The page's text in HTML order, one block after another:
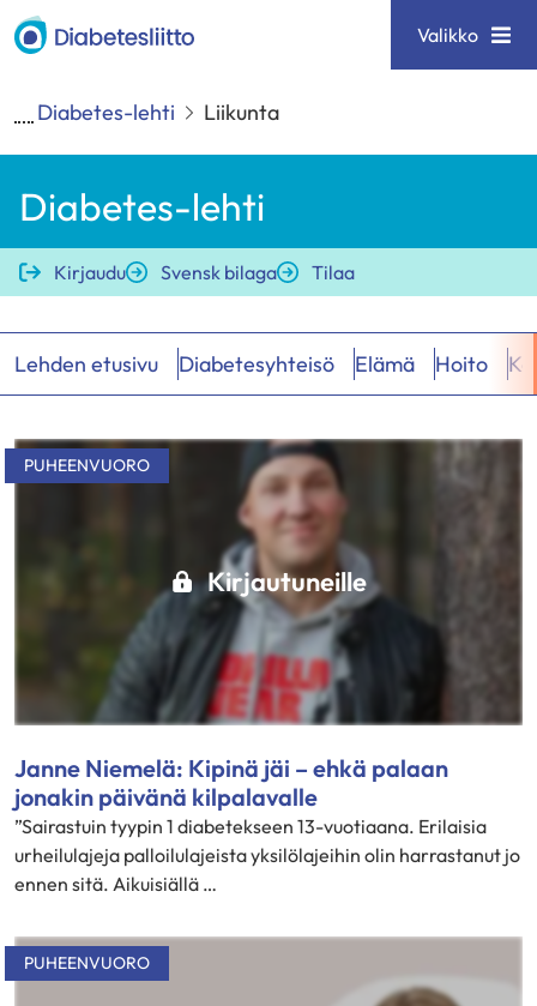
Siirry
sisältöön
Diabetesliitto Valikko
Diabetes-lehti Liikunta
Diabetes-lehti
Kirjaudu Svensk bilaga Tilaa
Lehden etusivu Diabetesyhteisö Elämä Hoito
Hakutulokset
Kirjautuneille
PUHEENVUORO
Janne Niemelä: Kipinä jäi – ehkä palaan
jonakin päivänä kilpalavalle
”Sairastuin tyypin 1 diabetekseen 13-vuotiaana. Erilaisia
urheilulajeja palloilulajeista yksilölajeihin olin harrastanut jo
ennen sitä. Aikuisiällä …
PUHEENVUORO